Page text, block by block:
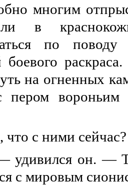
многим
в
по
боевого
на огненных
пером
с ними
удивился он. —
с мировым